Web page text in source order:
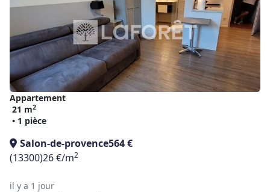
Appartement
21 m2
• 1 pièce
Salon-de-provence564 €
(13300)26 €/m2
il y a 1 jour